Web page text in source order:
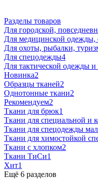
Разделы товаров
Для городской,
Для медицинской одежды,
Для охоты, рыбалки,
Для спецодежды4
Для тактической одежды
Новинка2
Образцы тканей2
Однотонные ткани2
Рекомендуем2
Ткани для брюк1
Ткани для специальной и
Ткани для спецодежды
Ткани для химостойкой
Ткани с хлопком2
Ткани ТиСи1
Хит1
Ещё 6 разделов